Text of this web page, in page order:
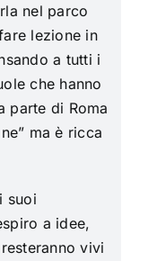
nel parco
lezione in
a tutti i
che hanno
parte di Roma
ma è ricca
suoi
a idee,
vivi